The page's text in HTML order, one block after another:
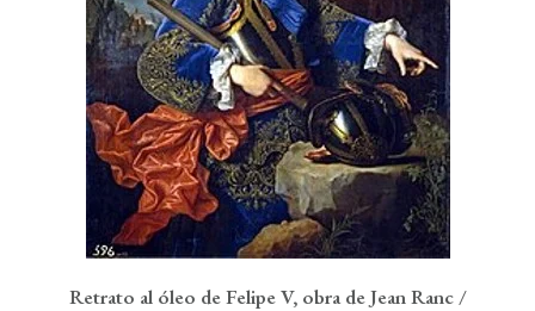
Retrato al óleo de Felipe V, obra de Jean Ranc /